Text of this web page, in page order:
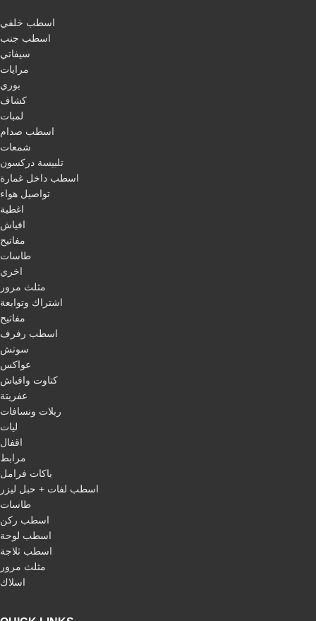
اسطب خلفي
اسطب جنب
سيفاتي
مرايات
بوري
كشاف
لمبات
اسطب صدام
شمعات
تلبيسة دركسون
اسطب داخل غمارة
تواصيل هواء
اغطية
افياش
مفاتيح
طاسات
اخري
مثلث مرور
اشتراك وتوابعة
مفاتيح
اسطب رفرف
سوتش
عواكس
كتاوت وافياش
عفريتة
ربلات ونسافات
ليات
اقفال
مرابط
باكات فرامل
اسطب لفات + حبل ليزر
طاسات
اسطب ركن
اسطب لوحة
اسطب ثلاجة
مثلث مرور
اسلاك